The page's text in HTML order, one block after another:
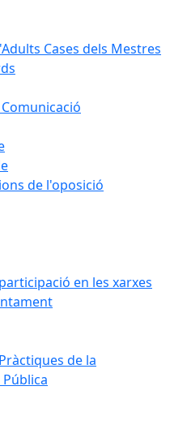
Cases dels Mestres
de l'oposició
en les xarxes
de la